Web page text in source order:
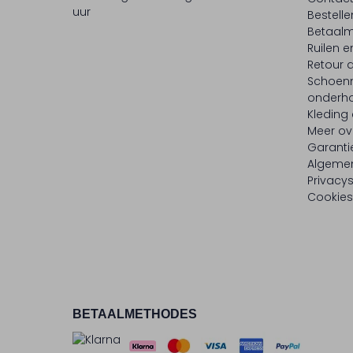
uur
Ruilen
Retour
Meer
BETAALMETHODES